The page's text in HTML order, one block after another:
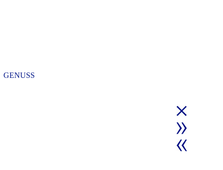
GENUSS